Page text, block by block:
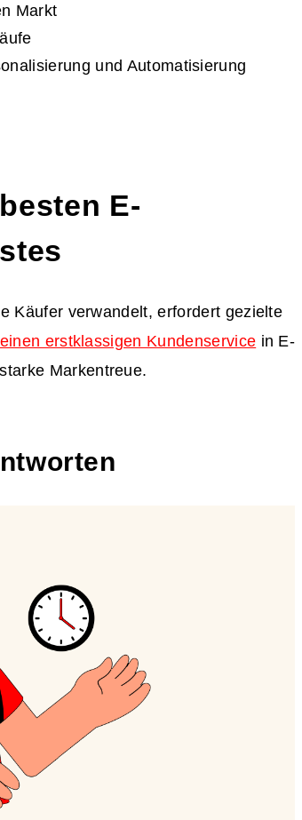
Markt
und Automatisierung
besten E-
Käufer verwandelt, erfordert gezielte
einen erstklassigen Kundenservice in E-
Markentreue.